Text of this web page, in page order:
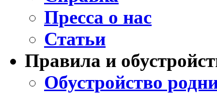
Пресса о нас
Статьи
Правила и
Обустройство